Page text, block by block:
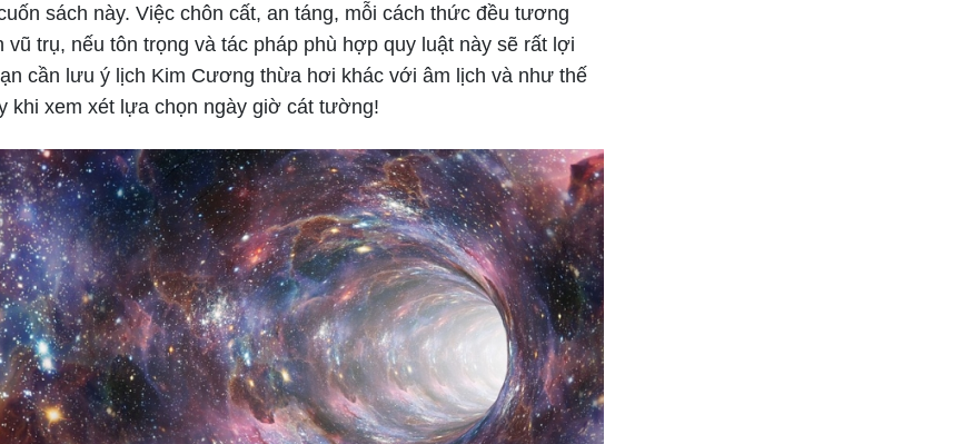
sách này. Việc chôn cất, an táng, mỗi cách thức đều tương
vũ trụ, nếu tôn trọng và tác pháp phù hợp quy luật này sẽ rất lợi
cần lưu ý lịch Kim Cương thừa hơi khác với âm lịch và như thế
khi xem xét lựa chọn ngày giờ cát tường!